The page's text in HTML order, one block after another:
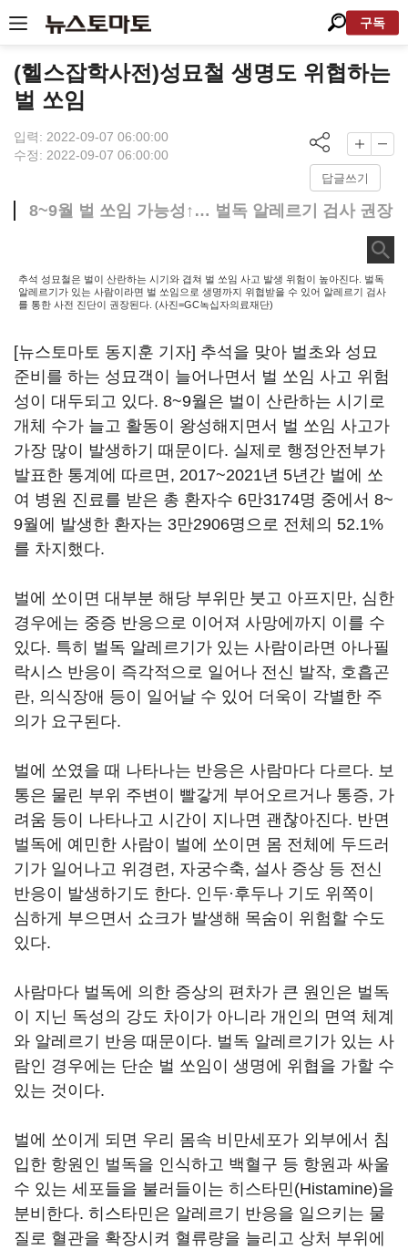
구독
(헬스잡학사전)성묘철 생명도 위협하는
벌 쏘임
입력: 2022-09-07 06:00:00
수정: 2022-09-07 06:00:00
답글쓰기
8~9월 벌 쏘임 가능성↑… 벌독 알레르기 검사 권장
추석 성묘철은 벌이 산란하는 시기와 겹쳐 벌 쏘임 사고 발생 위험이 높아진다. 벌독
알레르기가 있는 사람이라면 벌 쏘임으로 생명까지 위협받을 수 있어 알레르기 검사
를 통한 사전 진단이 권장된다. (사진=GC녹십자의료재단)
[뉴스토마토 동지훈 기자] 추석을 맞아 벌초와 성묘
준비를 하는 성묘객이 늘어나면서 벌 쏘임 사고 위험
성이 대두되고 있다. 8~9월은 벌이 산란하는 시기로
개체 수가 늘고 활동이 왕성해지면서 벌 쏘임 사고가
가장 많이 발생하기 때문이다. 실제로 행정안전부가
발표한 통계에 따르면, 2017~2021년 5년간 벌에 쏘
여 병원 진료를 받은 총 환자수 6만3174명 중에서 8~
9월에 발생한 환자는 3만2906명으로 전체의 52.1%
를 차지했다.
벌에 쏘이면 대부분 해당 부위만 붓고 아프지만, 심한
경우에는 중증 반응으로 이어져 사망에까지 이를 수
있다. 특히 벌독 알레르기가 있는 사람이라면 아나필
락시스 반응이 즉각적으로 일어나 전신 발작, 호흡곤
란, 의식장애 등이 일어날 수 있어 더욱이 각별한 주
의가 요구된다.
벌에 쏘였을 때 나타나는 반응은 사람마다 다르다. 보
통은 물린 부위 주변이 빨갛게 부어오르거나 통증, 가
려움 등이 나타나고 시간이 지나면 괜찮아진다. 반면
벌독에 예민한 사람이 벌에 쏘이면 몸 전체에 두드러
기가 일어나고 위경련, 자궁수축, 설사 증상 등 전신
반응이 발생하기도 한다. 인두·후두나 기도 위쪽이
심하게 부으면서 쇼크가 발생해 목숨이 위험할 수도
있다.
사람마다 벌독에 의한 증상의 편차가 큰 원인은 벌독
이 지닌 독성의 강도 차이가 아니라 개인의 면역 체계
와 알레르기 반응 때문이다. 벌독 알레르기가 있는 사
람인 경우에는 단순 벌 쏘임이 생명에 위협을 가할 수
있는 것이다.
벌에 쏘이게 되면 우리 몸속 비만세포가 외부에서 침
입한 항원인 벌독을 인식하고 백혈구 등 항원과 싸울
수 있는 세포들을 불러들이는 히스타민(Histamine)을
분비한다. 히스타민은 알레르기 반응을 일으키는 물
질로 혈관을 확장시켜 혈류량을 늘리고 상처 부위에